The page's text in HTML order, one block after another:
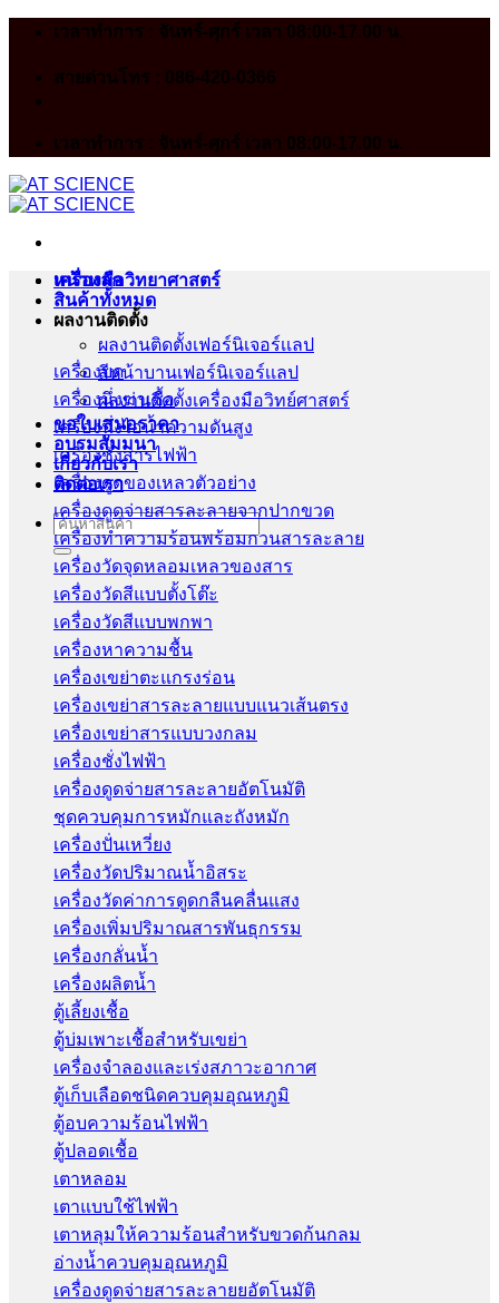
Skip
เวลาทำการ : จันทร์-ศุกร์ เวลา 08:00-17.00 น.
สายด่วนโทร : 086-420-0366
เวลาทำการ : จันทร์-ศุกร์ เวลา 08:00-17.00 น.
หน้าหลัก
สินค้าทั้งหมด
ผลงานติดตั้ง
ผลงานติดตั้งเฟอร์นิเจอร์เเลป
สีหน้าบานเฟอร์นิเจอร์เเลป
ผลงานติดตั้งเครื่องมือวิทย์ศาสตร์
ขอใบเสนอราคา
อบรมสัมมนา
เกี่ยวกับเรา
ติดต่อเรา
Search
for:
เครื่องมือวิทยาศาสตร์
เครื่องบด
เครื่องนึ่งฆ่าเชื้อ
เครื่องนึ่งไอน้ำความดันสูง
เครื่องชั่งสารไฟฟ้า
เครื่องดูดของเหลวตัวอย่าง
เครื่องดูดจ่ายสารละลายจากปากขวด
เครื่องทำความร้อนพร้อมกวนสารละลาย
เครื่องวัดจุดหลอมเหลวของสาร
เครื่องวัดสีแบบตั้งโต๊ะ
เครื่องวัดสีแบบพกพา
เครื่องหาความชื้น
เครื่องเขย่าตะแกรงร่อน
เครื่องเขย่าสารละลายแบบแนวเส้นตรง
เครื่องเขย่าสารแบบวงกลม
เครื่องชั่งไฟฟ้า
เครื่องดูดจ่ายสารละลายอัตโนมัติ
ชุดควบคุมการหมักและถังหมัก
เครื่องปั่นเหวี่ยง
เครื่องวัดปริมาณน้ำอิสระ
เครื่องวัดค่าการดูดกลืนคลื่นแสง
เครื่องเพิ่มปริมาณสารพันธุกรรม
เครื่องกลั่นน้ำ
เครื่องผลิตน้ำ
ตู้เลี้ยงเชื้อ
ตู้บ่มเพาะเชื้อสำหรับเขย่า
เครื่องจำลองและเร่งสภาวะอากาศ
ตู้เก็บเลือดชนิดควบคุมอุณหภูมิ
ตู้อบความร้อนไฟฟ้า
ตู้ปลอดเชื้อ
เตาหลอม
เตาแบบใช้ไฟฟ้า
เตาหลุมให้ความร้อนสำหรับขวดก้นกลม
อ่างน้ำควบคุมอุณหภูมิ
เครื่องดูดจ่ายสารละลายยอัตโนมัติ